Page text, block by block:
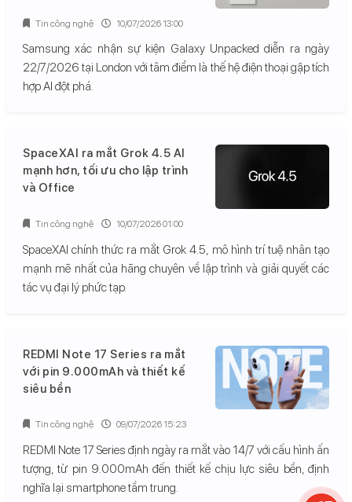
Samsung xác nhận sự kiện Galaxy Unpacked diễn ra ngày
22/7/2026 tại London với tâm điểm là thế hệ điện thoại gập tích
hợp AI đột phá.
Tin công nghệ 10/07/2026 13:00
SpaceXAI ra mắt Grok 4.5 AI
mạnh hơn, tối ưu cho lập trình
và Office
SpaceXAI chính thức ra mắt Grok 4.5, mô hình trí tuệ nhân tạo
mạnh mẽ nhất của hãng chuyên về lập trình và giải quyết các
tác vụ đại lý phức tạp.
Tin công nghệ 10/07/2026 01:00
REDMI Note 17 Series ra mắt
với pin 9.000mAh và thiết kế
siêu bền
REDMI Note 17 Series định ngày ra mắt vào 14/7 với cấu hình ấn
tượng, từ pin 9.000mAh đến thiết kế chịu lực siêu bền, định
nghĩa lại smartphone tầm trung.
Tin công nghệ 09/07/2026 15:23